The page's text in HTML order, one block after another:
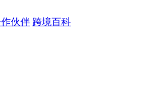
伙伴 跨境百科